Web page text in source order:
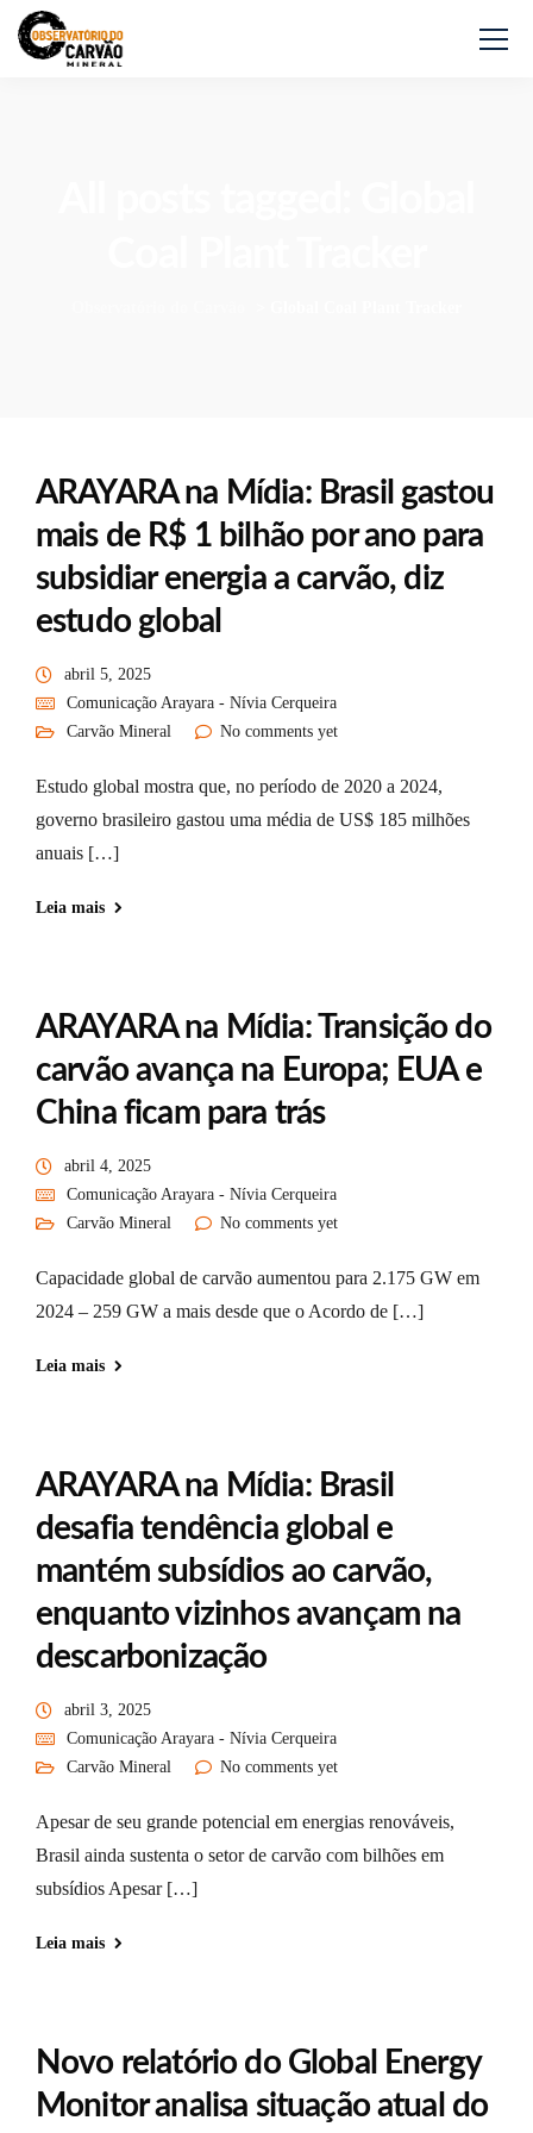
ARAYARA na Mídia: Brasil gastou
mais de R$ 1 bilhão por ano para
subsidiar energia a carvão, diz
estudo global
abril 5, 2025
Comunicação Arayara - Nívia Cerqueira
Carvão Mineral
No comments yet
Estudo global mostra que, no período de 2020 a 2024,
governo brasileiro gastou uma média de US$ 185 milhões
anuais […]
Leia mais
ARAYARA na Mídia: Transição do
carvão avança na Europa; EUA e
China ficam para trás
abril 4, 2025
Comunicação Arayara - Nívia Cerqueira
Carvão Mineral
No comments yet
Capacidade global de carvão aumentou para 2.175 GW em
2024 – 259 GW a mais desde que o Acordo de […]
Leia mais
ARAYARA na Mídia: Brasil
desafia tendência global e
mantém subsídios ao carvão,
enquanto vizinhos avançam na
descarbonização
abril 3, 2025
Comunicação Arayara - Nívia Cerqueira
Carvão Mineral
No comments yet
Apesar de seu grande potencial em energias renováveis,
Brasil ainda sustenta o setor de carvão com bilhões em
subsídios Apesar […]
Leia mais
Novo relatório do Global Energy
Monitor analisa situação atual do